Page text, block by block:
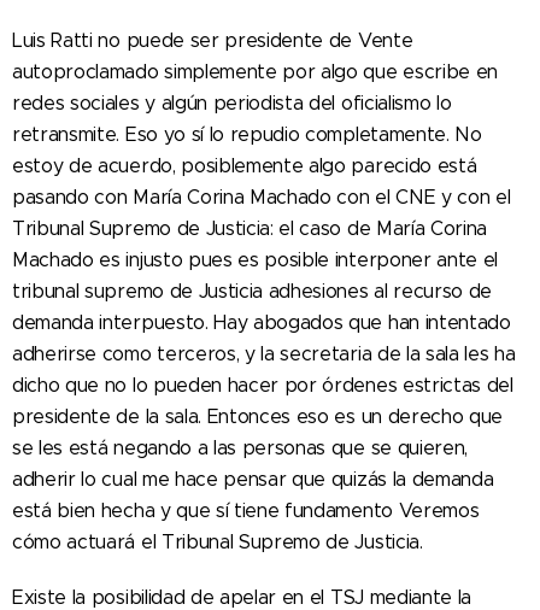
Luis Ratti no puede ser presidente de Vente
autoproclamado simplemente por algo que escribe en
redes sociales y algún periodista del oficialismo lo
retransmite. Eso yo sí lo repudio completamente. No
estoy de acuerdo, posiblemente algo parecido está
pasando con María Corina Machado con el CNE y con el
Tribunal Supremo de Justicia: el caso de María Corina
Machado es injusto pues es posible interponer ante el
tribunal supremo de Justicia adhesiones al recurso de
demanda interpuesto. Hay abogados que han intentado
adherirse como terceros, y la secretaria de la sala les ha
dicho que no lo pueden hacer por órdenes estrictas del
presidente de la sala. Entonces eso es un derecho que
se les está negando a las personas que se quieren,
adherir lo cual me hace pensar que quizás la demanda
está bien hecha y que sí tiene fundamento Veremos
cómo actuará el Tribunal Supremo de Justicia.
Existe la posibilidad de apelar en el TSJ mediante la